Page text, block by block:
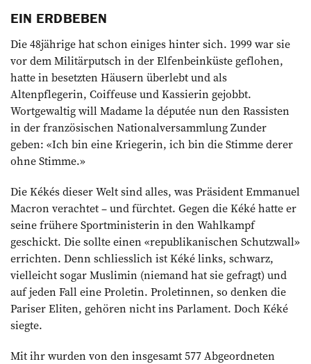
EIN ERDBEBEN
Die 48jährige hat schon einiges hinter sich. 1999 war sie
vor dem Militärputsch in der Elfenbeinküste geflohen,
hatte in besetzten Häusern überlebt und als
Altenpflegerin, Coiffeuse und Kassierin gejobbt.
Wortgewaltig will Madame la députée nun den Rassisten
in der französischen Nationalversammlung Zunder
geben: «Ich bin eine Kriegerin, ich bin die Stimme derer
ohne Stimme.»
Die Kékés dieser Welt sind alles, was Präsident Emmanuel
Macron verachtet – und fürchtet. Gegen die Kéké hatte er
seine frühere Sportministerin in den Wahlkampf
geschickt. Die sollte einen «republikanischen Schutzwall»
errichten. Denn schliesslich ist Kéké links, schwarz,
vielleicht sogar Muslimin (niemand hat sie gefragt) und
auf jeden Fall eine Proletin. Proletinnen, so denken die
Pariser Eliten, gehören nicht ins Parlament. Doch Kéké
siegte.
Mit ihr wurden von den insgesamt 577 Abgeordneten